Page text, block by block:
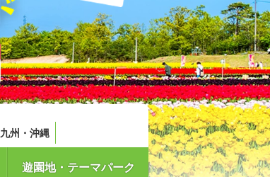
九州・沖縄
遊園地・テーマパーク